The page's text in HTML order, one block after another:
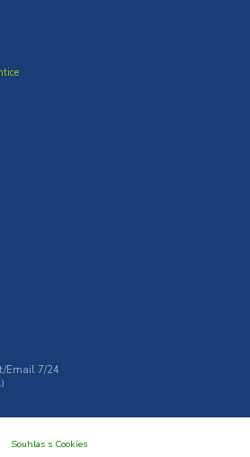
Email 7/24
Souhlas s Cookies